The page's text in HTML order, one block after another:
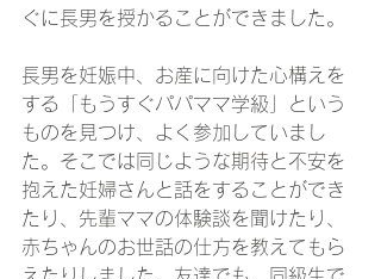
ぐに長男を授かることができました。
長男を妊娠中、お産に向けた心構えを
する「もうすぐパパママ学級」という
ものを見つけ、よく参加していまし
た。そこでは同じような期待と不安を
抱えた妊婦さんと話をすることができ
たり、先輩ママの体験談を聞けたり、
赤ちゃんのお世話の仕方を教えてもら